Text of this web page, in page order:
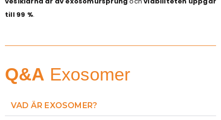
till 99 %.
Q&A Exosomer
VAD ÄR EXOSOMER?